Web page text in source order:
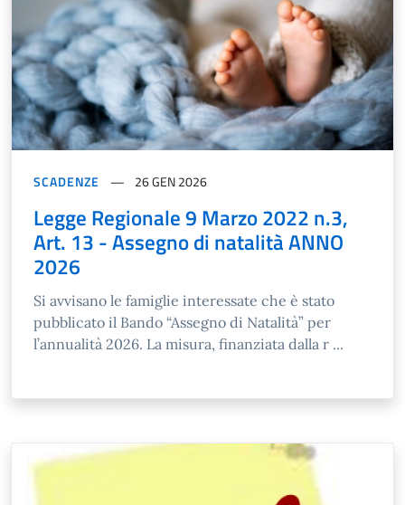
SCADENZE 26 GEN 2026
Legge Regionale 9 Marzo 2022 n.3,
Art. 13 - Assegno di natalità ANNO
2026
Si avvisano le famiglie interessate che è stato
pubblicato il Bando “Assegno di Natalità” per
l’annualità 2026. La misura, finanziata dalla r ...